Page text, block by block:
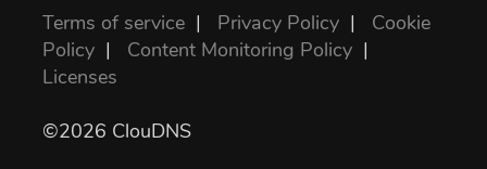
Terms of service | Privacy Policy | Cookie
Policy | Content Monitoring Policy |
Licenses
©2026 ClouDNS